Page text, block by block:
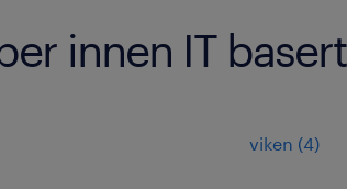
innen IT
viken (4)